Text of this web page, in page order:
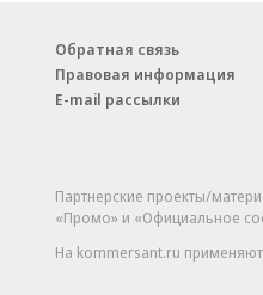
Обратная связь
Правовая информация
E-mail рассылки
Партнерские проекты/
«Промо» и «Официальное
На kommersant.ru